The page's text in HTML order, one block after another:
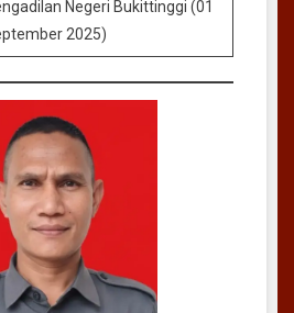
Negeri Bukittinggi (01
2025)